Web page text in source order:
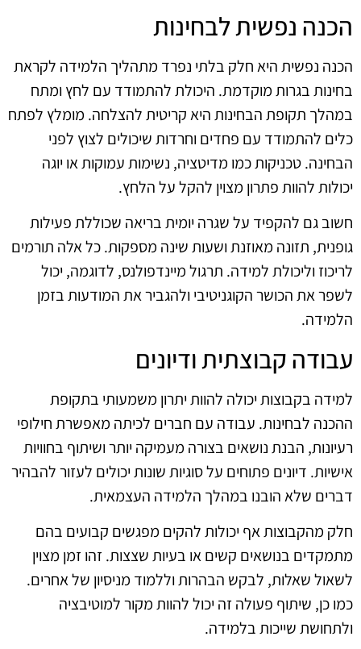
הכנה נפשית לבחינות
הכנה נפשית היא חלק בלתי נפרד מתהליך הלמידה לקראת
בחינות בגרות מוקדמת. היכולת להתמודד עם לחץ ומתח
במהלך תקופת הבחינות היא קריטית להצלחה. מומלץ לפתח
כלים להתמודד עם פחדים וחרדות שיכולים לצוץ לפני
הבחינה. טכניקות כמו מדיטציה, נשימות עמוקות או יוגה
יכולות להוות פתרון מצוין להקל על הלחץ.
חשוב גם להקפיד על שגרה יומית בריאה שכוללת פעילות
גופנית, תזונה מאוזנת ושעות שינה מספקות. כל אלה תורמים
לריכוז וליכולת למידה. תרגול מיינדפולנס, לדוגמה, יכול
לשפר את הכושר הקוגניטיבי ולהגביר את המודעות בזמן
הלמידה.
עבודה קבוצתית ודיונים
למידה בקבוצות יכולה להוות יתרון משמעותי בתקופת
ההכנה לבחינות. עבודה עם חברים לכיתה מאפשרת חילופי
רעיונות, הבנת נושאים בצורה מעמיקה יותר ושיתוף בחוויות
אישיות. דיונים פתוחים על סוגיות שונות יכולים לעזור להבהיר
דברים שלא הובנו במהלך הלמידה העצמאית.
חלק מהקבוצות אף יכולות להקים מפגשים קבועים בהם
מתמקדים בנושאים קשים או בעיות שצצות. זהו זמן מצוין
לשאול שאלות, לבקש הבהרות וללמוד מניסיון של אחרים.
כמו כן, שיתוף פעולה זה יכול להוות מקור למוטיבציה
ולתחושת שייכות בלמידה.